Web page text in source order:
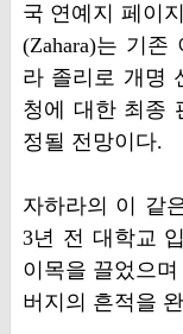
국 연예지 페이
(Zahara)는 기
라 졸리로 개명
청에 대한 최종
정될 전망이다.
자하라의 이 같
3년 전 대학교
이목을 끌었으
버지의 흔적을